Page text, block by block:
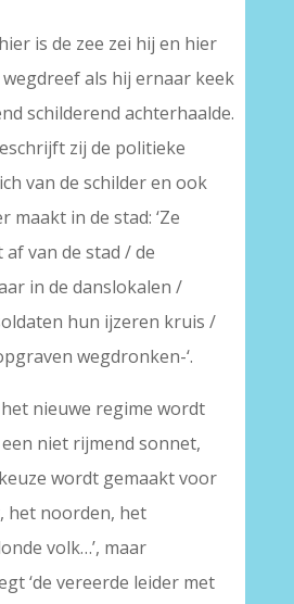
is de zee zei hij en hier
als hij ernaar keek
schilderend achterhaalde.
zij de politieke
van de schilder en ook
maakt in de stad: ‘Ze
van de stad / de
in de danslokalen /
hun ijzeren kruis /
wegdronken-‘.
nieuwe regime wordt
niet rijmend sonnet,
wordt gemaakt voor
het noorden, het
volk…’, maar
‘de vereerde leider met